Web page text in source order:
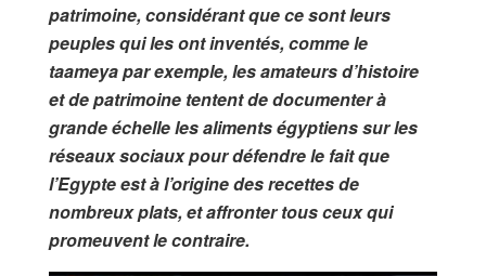
patrimoine, considérant que ce sont leurs
peuples qui les ont inventés, comme le
taameya par exemple, les amateurs d’histoire
et de patrimoine tentent de documenter à
grande échelle les aliments égyptiens sur les
réseaux sociaux pour défendre le fait que
l’Egypte est à l’origine des recettes de
nombreux plats, et affronter tous ceux qui
promeuvent le contraire.